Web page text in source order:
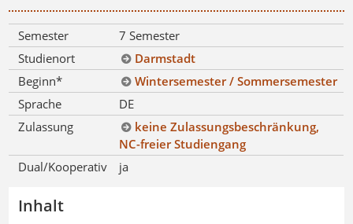
Semester
7 Semester
Studienort
Darmstadt
Beginn*
Wintersemester / Sommersemester
Sprache
DE
Zulassung
keine Zulassungsbeschränkung,
NC-freier Studiengang
Dual/Kooperativ
ja
Inhalt